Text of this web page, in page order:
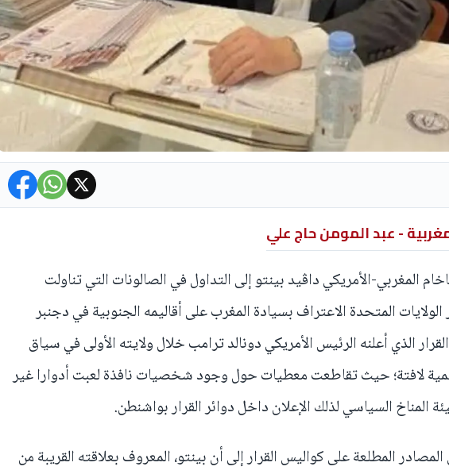
- عبد المومن حاج علي
المغربي-الأمريكي داڤيد بينتو إلى التداول في الصالونات التي تناولت
المتحدة الاعتراف بسيادة المغرب على أقاليمه الجنوبية في دجنبر
القرار الذي أعلنه الرئيس الأمريكي دونالد ترامب خلال ولايته الأولى في سياق
لافتة؛ حيث تقاطعت معطيات حول وجود شخصيات نافذة لعبت أدوارا غير
المناخ السياسي لذلك الإعلان داخل دوائر القرار بواشنطن.
المطلعة على كواليس القرار إلى أن بينتو، المعروف بعلاقته القريبة من